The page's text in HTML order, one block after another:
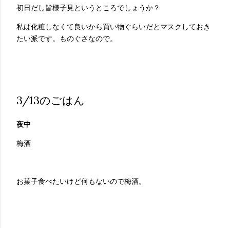
初日だし皆様子見というところでしょうか？
私は化粧しなくて良いから買い物ぐらいだとマスクしておき
たい派です。ものぐさなので。
3/13のごはん
夜中
梅酒
お菓子食べたいけど何もないので梅酒。